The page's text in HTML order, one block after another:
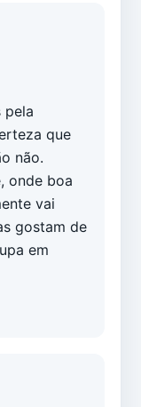
pela
que
não.
onde boa
vai
gostam de
em